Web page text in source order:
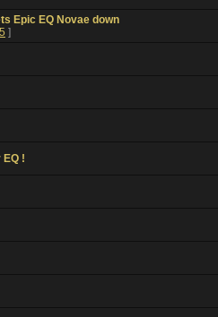
Epic EQ Novae down
5 ]
!